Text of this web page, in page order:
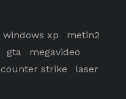
windows xp
metin2
gta
megavideo
counter strike laser